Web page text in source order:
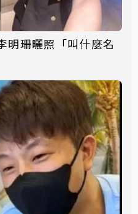
明珊曬照「叫什麼名